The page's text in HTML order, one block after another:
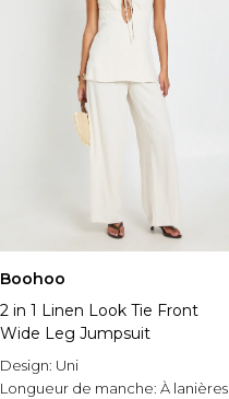
Boohoo
2 in 1 Linen Look Tie Front
Wide Leg Jumpsuit
Design: Uni
Longueur de manche: À lanières